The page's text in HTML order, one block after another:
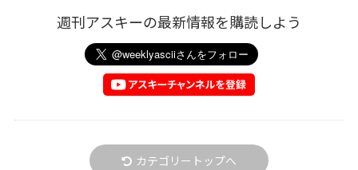
週刊アスキーの最新情報を購読しよう
カテゴリートップへ